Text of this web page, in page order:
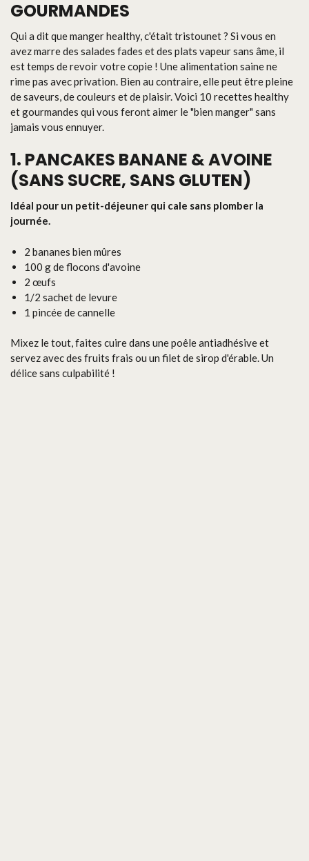
GOURMANDES
Qui a dit que manger healthy, c'était tristounet ? Si vous en
avez marre des salades fades et des plats vapeur sans âme, il
est temps de revoir votre copie ! Une alimentation saine ne
rime pas avec privation. Bien au contraire, elle peut être pleine
de saveurs, de couleurs et de plaisir. Voici 10 recettes healthy
et gourmandes qui vous feront aimer le "bien manger" sans
jamais vous ennuyer.
1. PANCAKES BANANE & AVOINE
(SANS SUCRE, SANS GLUTEN)
Idéal pour un petit-déjeuner qui cale sans plomber la
journée.
2 bananes bien mûres
100 g de flocons d'avoine
2 œufs
1/2 sachet de levure
1 pincée de cannelle
Mixez le tout, faites cuire dans une poêle antiadhésive et
servez avec des fruits frais ou un filet de sirop d'érable. Un
délice sans culpabilité !